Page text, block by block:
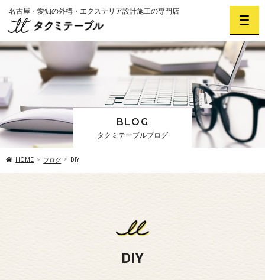
名古屋・愛知の外構・エクステリア設計施工の専門店
BLOG
タクミテーブルブログ
HOME ブログ DIY
DIY